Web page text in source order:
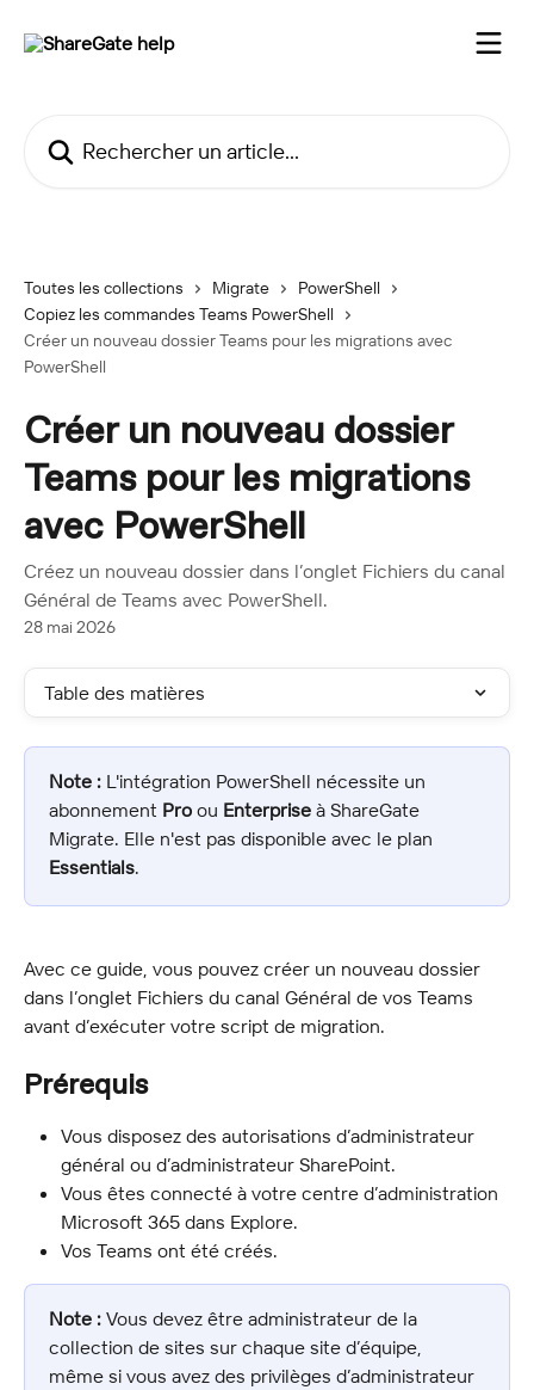
Toutes les collections Migrate
PowerShell
Copiez les commandes Teams PowerShell
Créer un nouveau dossier Teams pour les migrations avec
PowerShell
Créer un nouveau dossier
Teams pour les migrations
avec PowerShell
Créez un nouveau dossier dans l’onglet Fichiers du canal
Général de Teams avec PowerShell.
28 mai 2026
Table des matières
Note : L'intégration PowerShell nécessite un
abonnement Pro ou Enterprise à ShareGate
Migrate. Elle n'est pas disponible avec le plan
Essentials.
Avec ce guide, vous pouvez créer un nouveau dossier
dans l’onglet Fichiers du canal Général de vos Teams
avant d’exécuter votre script de migration.
Prérequis
Vous disposez des autorisations d’administrateur
général ou d’administrateur SharePoint.
Vous êtes connecté à votre centre d’administration
Microsoft 365 dans Explore.
Vos Teams ont été créés.
Note : Vous devez être administrateur de la
collection de sites sur chaque site d’équipe,
même si vous avez des privilèges d’administrateur